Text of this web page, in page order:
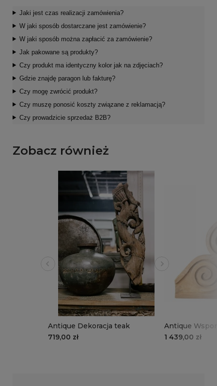
Jaki jest czas realizacji zamówienia?
W jaki sposób dostarczane jest zamówienie?
W jaki sposób można zapłacić za zamówienie?
Jak pakowane są produkty?
Czy produkt ma identyczny kolor jak na zdjęciach?
Gdzie znajdę paragon lub fakturę?
Czy mogę zwrócić produkt?
Czy muszę ponosić koszty związane z reklamacją?
Czy prowadzicie sprzedaż B2B?
Zobacz również
Antique Dekoracja teak
719,00 zł
Antique
1 439,00 zł